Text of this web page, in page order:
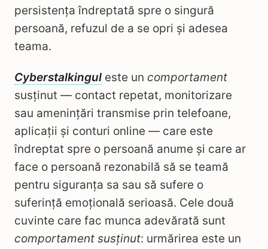
persistența îndreptată spre o singură
persoană, refuzul de a se opri și adesea
teama.
Cyberstalkingul este un comportament
susținut — contact repetat, monitorizare
sau amenințări transmise prin telefoane,
aplicații și conturi online — care este
îndreptat spre o persoană anume și care ar
face o persoană rezonabilă să se teamă
pentru siguranța sa sau să sufere o
suferință emoțională serioasă. Cele două
cuvinte care fac munca adevărată sunt
comportament susținut: urmărirea este un